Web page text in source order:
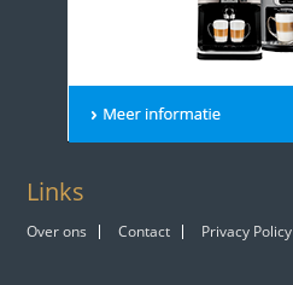
Links
Over ons Contact Privacy Policy